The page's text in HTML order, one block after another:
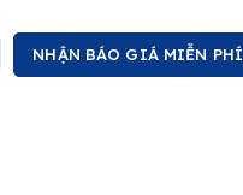
NHẬN BÁO GIÁ MIỄN PHÍ